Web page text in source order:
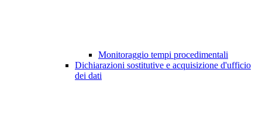
Monitoraggio tempi procedimentali
Dichiarazioni sostitutive e acquisizione d'ufficio
dei dati